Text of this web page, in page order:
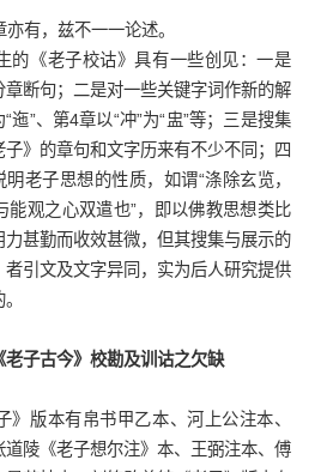
亦有，兹不一一论述。
的《老子校诂》具有一些创见：一是
断句；二是对一些关键字词作新的解
迤”、第4章以“冲”为“盅”等；三是搜集
》的章句和文字历来有不少不同；四
老子思想的性质，如谓“涤除玄览，
能观之心双遣也”，即以佛教思想类比
甚勤而收效甚微，但其搜集与展示的
引文及文字异同，实为后人研究提供
老子古今》校勘及训诂之欠缺
》版本有帛书甲乙本、河上公注本、
陵《老子想尔注》本、王弼注本、傅